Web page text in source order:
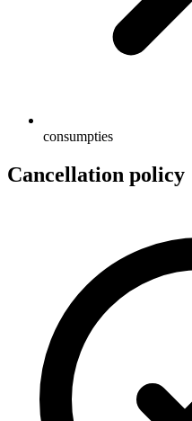
consumpties
Cancellation policy